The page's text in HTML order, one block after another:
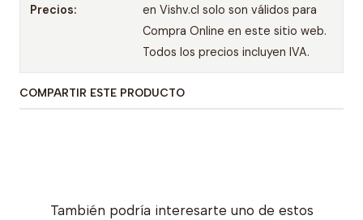
Precios:
en Vishv.cl solo son válidos para
Compra Online en este sitio web.
Todos los precios incluyen IVA.
COMPARTIR ESTE PRODUCTO
También podría interesarte uno de estos